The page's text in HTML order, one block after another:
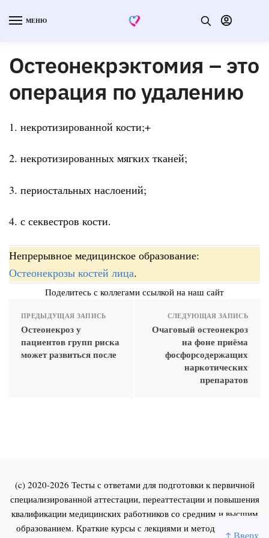
↑ Вверх
МЕНЮ
Остеонекрэктомия – это
операция по удалению
1. некротизированной кости;+
2. некротизированных мягких тканей;
3. периостальных наслоений;
4. с секвестров кости.
Непрерывное медицинское образование:
Остеонекрозы костей лица.
Поделитесь с коллегами ссылкой на наш сайт
ПРЕДЫДУЩАЯ ЗАПИСЬ
Остеонекроз у
пациентов групп риска
может развиться после
СЛЕДУЮЩАЯ ЗАПИСЬ
Очаговый остеонекроз
на фоне приёма
фосфорсодержащих
наркотических
препаратов
(c) 2020-2026 Тесты с ответами для подготовки к первичной
специализированной аттестации, переаттестации и повышения
квалификации медицинских работников со средним и высшим
образованием. Краткие курсы с лекциями и методическими